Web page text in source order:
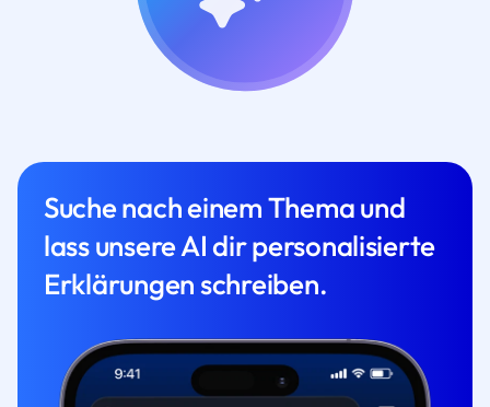
Suche nach einem Thema und
lass unsere AI dir personalisierte
Erklärungen schreiben.